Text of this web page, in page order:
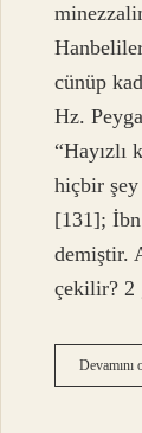
cünüp
Hz.
“Hayızlı
hiçbir
[131];
demiştir.
çekilir? 2
Devamını